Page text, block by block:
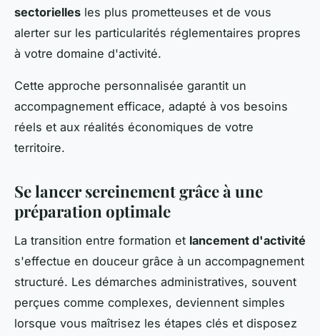
sectorielles les plus prometteuses et de vous
alerter sur les particularités réglementaires propres
à votre domaine d'activité.
Cette approche personnalisée garantit un
accompagnement efficace, adapté à vos besoins
réels et aux réalités économiques de votre
territoire.
Se lancer sereinement grâce à une
préparation optimale
La transition entre formation et lancement d'activité
s'effectue en douceur grâce à un accompagnement
structuré. Les démarches administratives, souvent
perçues comme complexes, deviennent simples
lorsque vous maîtrisez les étapes clés et disposez